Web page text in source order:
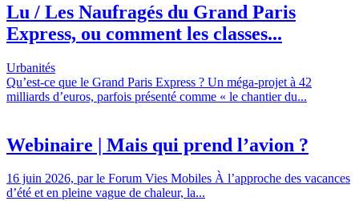
Lu / Les Naufragés du Grand Paris
Express, ou comment les classes...
Urbanités
Qu’est-ce que le Grand Paris Express ? Un méga-projet à 42
milliards d’euros, parfois présenté comme « le chantier du...
Webinaire | Mais qui prend l’avion ?
16 juin 2026, par le Forum Vies Mobiles À l’approche des vacances
d’été et en pleine vague de chaleur, la...